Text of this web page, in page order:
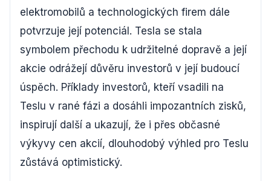
elektromobilů a technologických firem dále
potvrzuje její potenciál. Tesla se stala
symbolem přechodu k udržitelné dopravě a její
akcie odrážejí důvěru investorů v její budoucí
úspěch. Příklady investorů, kteří vsadili na
Teslu v rané fázi a dosáhli impozantních zisků,
inspirují další a ukazují, že i přes občasné
výkyvy cen akcií, dlouhodobý výhled pro Teslu
zůstává optimistický.